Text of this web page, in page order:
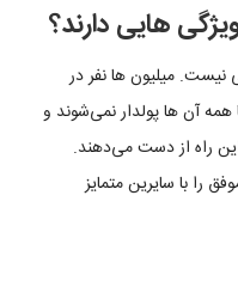
هایی دارند؟​
نیست. میلیون ها نفر در
همه آن ها پولدار نمی‌شوند و
راه از دست می‌دهند.
را با سایرین متمایز